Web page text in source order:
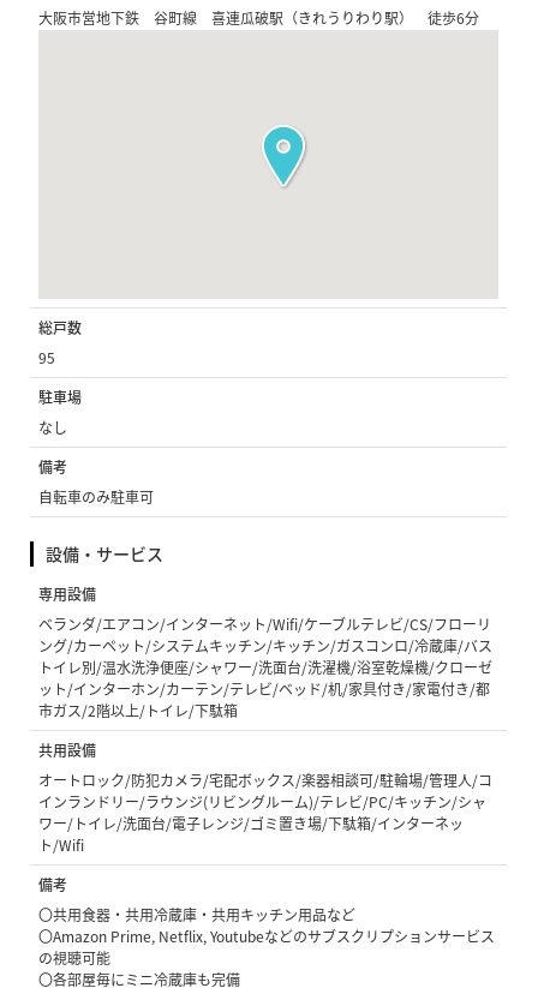
大阪市営地下鉄 谷町線 喜連瓜破駅（きれうりわり駅） 徒歩6分
総戸数
95
駐車場
なし
備考
自転車のみ駐車可
設備・サービス
専用設備
ベランダ/エアコン/インターネット/Wifi/ケーブルテレビ/CS/フローリ
ング/カーペット/システムキッチン/キッチン/ガスコンロ/冷蔵庫/バス
トイレ別/温水洗浄便座/シャワー/洗面台/洗濯機/浴室乾燥機/クローゼ
ット/インターホン/カーテン/テレビ/ベッド/机/家具付き/家電付き/都
市ガス/2階以上/トイレ/下駄箱
共用設備
オートロック/防犯カメラ/宅配ボックス/楽器相談可/駐輪場/管理人/コ
インランドリー/ラウンジ(リビングルーム)/テレビ/PC/キッチン/シャ
ワー/トイレ/洗面台/電子レンジ/ゴミ置き場/下駄箱/インターネッ
ト/Wifi
備考
〇共用食器・共用冷蔵庫・共用キッチン用品など
〇Amazon Prime, Netflix, Youtubeなどのサブスクリプションサービス
の視聴可能
〇各部屋毎にミニ冷蔵庫も完備